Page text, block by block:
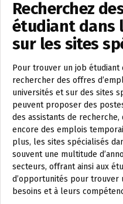
Recherchez
étudiant dans
sur les sites
Pour trouver un job étudiant
rechercher des offres
universités et sur des sites
peuvent proposer des
des assistants de
encore des emplois
plus, les sites spécialisés
souvent une multitude
secteurs, offrant ainsi aux
d’opportunités pour trouver
besoins et à leurs